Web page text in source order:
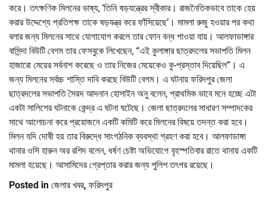
করে। তৎক্ষণিক মিলনের ভাষ্য, ‘তিনি ষড়যন্ত্রের স্বীকার। রাজনৈতিকভাবে তাকে হেয়
করার উদ্দেশ্যে প্রতিপক্ষ তাকে ষড়যন্ত্র করে ফাঁসিয়েছে’। মামলা রুজু হওয়ার পর কথা
বলার জন্য মিলনের সাথে যোগাযোগ করলে তার ফোন বন্ধ পাওয়া যায়। আলফাডাঙ্গার
বাসিন্দা বিউটি বেগম তার ফেসবুকে লিখেছেন, “এই কুলাঙ্গার ছাত্রদলের সভাপতি মিলন
হাজারো মেয়ের সর্বনাশ করেছে ও তার নিজের মেয়েকেও কু-প্রস্তাব দিয়েছিল”। এ
জন্য মিলনের সর্বচ্চ শাস্তি দাবি করছে বিউটি বেগম। এ ঘটনায় ফরিদপুর জেলা
ছাত্রদলের সভাপতি সৈয়দ আদনান হোসাইন অনু বলেন, প্রাথমিক ভাবে মনে হচ্ছে এটা
একটা সালিশের ঘটনাকে কেন্দ্র এ ঘটনা ঘটেছে। জেলা ছাত্রদলের সাধারণ সম্পাদকের
সাথে আলোচনা করে প্রয়োজনে একটি কমিটি করে মিলনের বিষয়ে তদন্ত করা হবে।
মিলন যদি দোষী হয় তার বিরুদ্ধে সাংগঠনিক ব্যবস্থা গ্রহণ করা হবে। আলফাডাঙ্গা
থানার ওসি হারুন অর রশিদ বলেন, ধর্ষণ চেষ্টা অভিযোগে বৃহস্পতিবার রাতে থানায় একটি
মামলা হয়েছে। আসামিদের গ্রেপ্তার করার জন্য পুলিশ তৎপর রয়েছে।
Posted in জেলার খবর, ফরিদপুর